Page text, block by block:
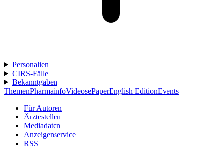
Personalien
CIRS-Fälle
Bekanntgaben
ThemenPharmainfoVideosePaperEnglish EditionEvents
Für Autoren
Ärztestellen
Mediadaten
Anzeigenservice
RSS